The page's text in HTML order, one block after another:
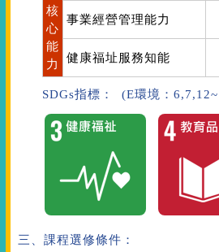
核
心
能
力
事業經營管理能力
健康福址服務知能
SDGs指標： (E環境：
三、課程選修條件：